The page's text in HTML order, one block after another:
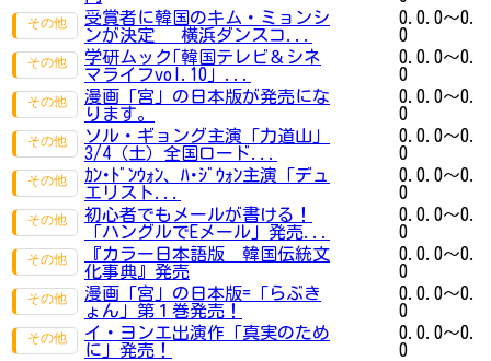
受賞者に韓国のキム・ミョンシ
ンが決定 横浜ダンスコ...
0.0.0～0.
0
学研ムック｢韓国テレビ＆シネ
マライフvol.10｣ ...
0.0.0～0.
0
漫画「宮」の日本版が発売にな
ります。
0.0.0～0.
0
ソル・ギョング主演「力道山」
3/4（土）全国ロード...
0.0.0～0.
0
ｶﾝ･ﾄﾞﾝｳｫﾝ、ﾊ･ｼﾞｳｫﾝ主演「デュ
エリスト...
0.0.0～0.
0
初心者でもメールが書ける！
「ハングルでEメール」発売...
0.0.0～0.
0
『カラー日本語版 韓国伝統文
化事典』発売
0.0.0～0.
0
漫画「宮」の日本版=「らぶき
ょん」第１巻発売！
0.0.0～0.
0
イ・ヨンエ出演作「真実のため
に」発売！
0.0.0～0.
0